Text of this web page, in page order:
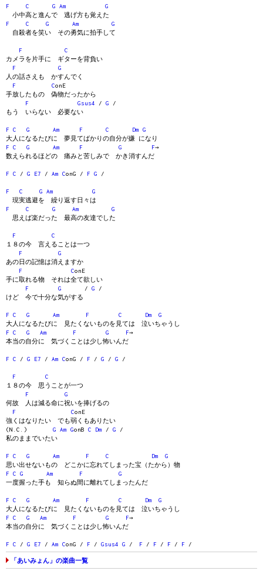
F C G Am
G
小中高と進んで 逃げ方も覚えた
F
C G Am
G
自殺者を笑い その勇気に拍手して
F
C
カメラを片手に ギターを背負い
F
G
人の話さえも かすんでく
F
ConE
手放したもの 偽物だったから
F
Gsus4 / G /
もう いらない 必要ない
F C G Am F C Dm
G
大人になるたびに 夢見てばかりの自分が嫌 になり
F
C G Am F G F→
数えられるほどの 痛みと苦しみで かき消すんだ
F C / G E7 / Am ConG / F G /
F C G Am
G
現実逃避を 繰り返す日々は
F
C G Am
G
思えば楽だった 最高の友達でした
F
C
１８の今 言えることは一つ
F
G
あの日の記憶は消えますか
F
ConE
手に取れる物 それは全て欲しい
F
G / G /
けど 今で十分な気がする
F C G Am F C Dm
G
大人になるたびに 見たくないものを見ては 泣いちゃうし
F
C G Am F G F→
本当の自分に 気づくことは少し怖いんだ
F C / G E7 / Am ConG / F / G / G /
F
C
１８の今 思うことが一つ
F
G
何故 人は減る命に祝いを捧げるの
F
ConE
強くはなりたい でも弱くもありたい
(N.C.) G Am GonB C Dm / G /
私のままでいたい
F C G Am F C Dm
G
思い出せないもの どこかに忘れてしまった宝（たから）物
F
C G Am F
G
一度握った手も 知らぬ間に離れてしまったんだ
F C G Am F C Dm
G
大人になるたびに 見たくないものを見ては 泣いちゃうし
F
C G Am F G F→
本当の自分に 気づくことは少し怖いんだ
F C / G E7 / Am ConG / F / Gsus4 G / F / F / F / F /
「あいみょん」の楽曲一覧